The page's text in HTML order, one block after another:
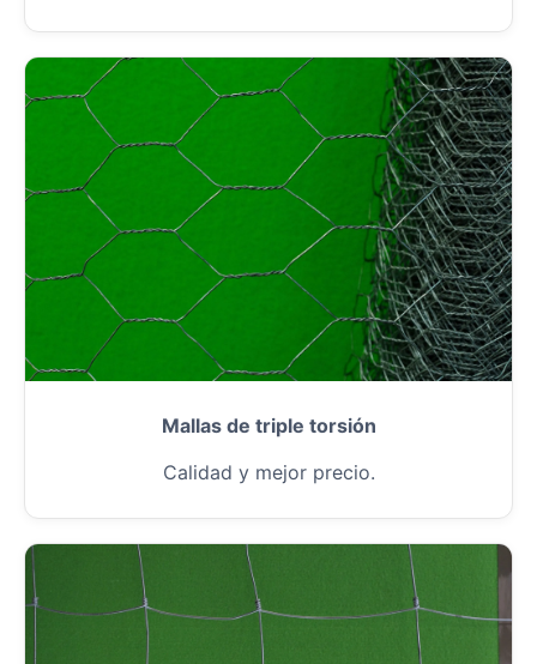
Mallas de triple torsión
Calidad y mejor precio.